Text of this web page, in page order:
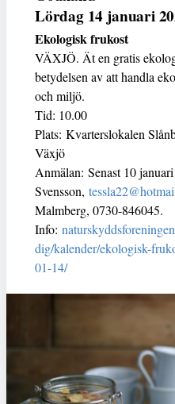
Lördag 14 januari
Ekologisk frukost
VÄXJÖ. Ät en gratis
betydelsen av att handla
och miljö.
Tid: 10.00
Plats: Kvarterslokalen
Växjö
Anmälan: Senast 10
Svensson,
Malmberg, 0730-846045.
Info:
dig/kalender/ekologisk-
01-14/